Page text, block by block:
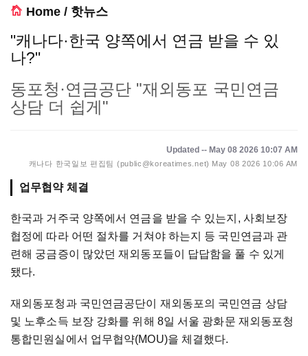
Home / 핫뉴스
"캐나다·한국 양쪽에서 연금 받을 수 있
나?"
동포청·연금공단 "재외동포 국민연금
상담 더 쉽게"
Updated -- May 08 2026 10:07 AM
캐나다 한국일보 편집팀 (public@koreatimes.net) May 08 2026 10:06 AM
업무협약 체결
한국과 거주국 양쪽에서 연금을 받을 수 있는지, 사회보장
협정에 따라 어떤 절차를 거쳐야 하는지 등 국민연금과 관
련해 궁금증이 많았던 재외동포들이 답답함을 풀 수 있게
됐다.
재외동포청과 국민연금공단이 재외동포의 국민연금 상담
및 노후소득 보장 강화를 위해 8일 서울 광화문 재외동포청
통합민원실에서 업무협약(MOU)을 체결했다.